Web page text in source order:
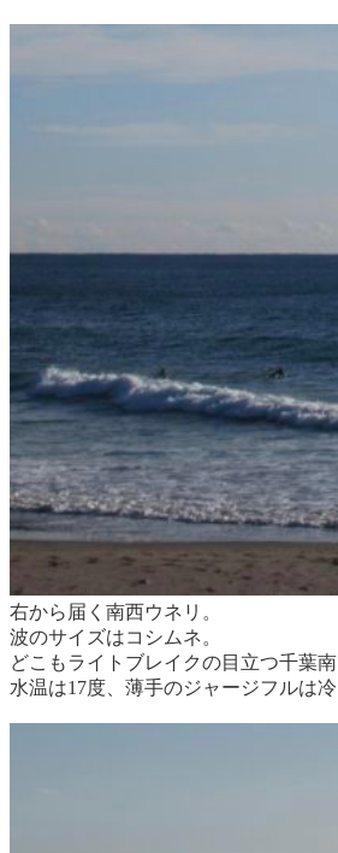
右から届く南西ウネリ。
波のサイズはコシムネ。
どこもライトブレイクの目立つ千葉南
水温は17度、薄手のジャージフルは冷